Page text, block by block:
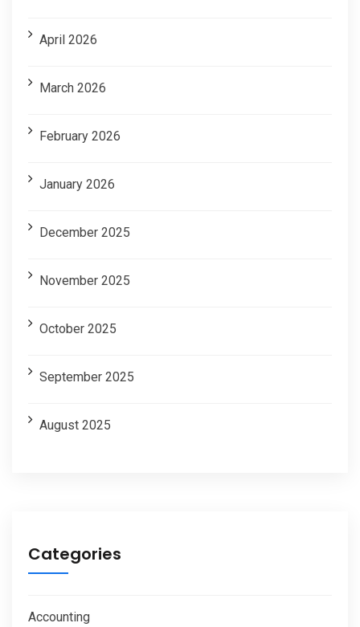
April 2026
March 2026
February 2026
January 2026
December 2025
November 2025
October 2025
September 2025
August 2025
Categories
Accounting